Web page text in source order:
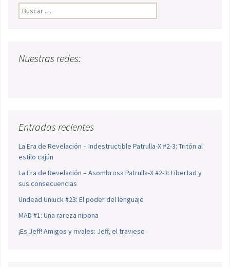
Buscar:
Nuestras redes:
Entradas recientes
La Era de Revelación – Indestructible Patrulla-X #2-3: Tritón al
estilo cajún
La Era de Revelación – Asombrosa Patrulla-X #2-3: Libertad y
sus consecuencias
Undead Unluck #23: El poder del lenguaje
MAD #1: Una rareza nipona
¡Es Jeff! Amigos y rivales: Jeff, el travieso